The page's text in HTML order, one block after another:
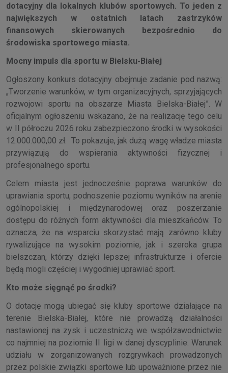
dotacyjny dla lokalnych klubów sportowych. To jeden z
największych w ostatnich latach zastrzyków
finansowych skierowanych bezpośrednio do
środowiska sportowego miasta.
Mocny impuls dla sportu w Bielsku-Białej
Ogłoszony konkurs dotacyjny obejmuje zadanie pod nazwą:
„Tworzenie warunków, w tym organizacyjnych, sprzyjających
rozwojowi sportu na obszarze Miasta Bielska-Białej”. W
oficjalnym ogłoszeniu wskazano, że na realizację tego celu
w II półroczu 2026 roku zabezpieczono środki w wysokości
12.000.000,00 zł. To pokazuje, jak dużą wagę władze miasta
przywiązują do wspierania aktywności fizycznej i
profesjonalnego sportu.
Celem miasta jest jednocześnie poprawa warunków do
uprawiania sportu, podnoszenie poziomu wyników na arenie
ogólnopolskiej i międzynarodowej oraz poszerzanie
dostępu do różnych form aktywności dla mieszkańców. To
oznacza, że na wsparciu skorzystać mają zarówno kluby
rywalizujące na wysokim poziomie, jak i szeroka grupa
bielszczan, którzy dzięki lepszej infrastrukturze i ofercie
będą mogli częściej i wygodniej uprawiać sport.
Kto może sięgnąć po środki?
O dotację mogą ubiegać się kluby sportowe działające na
terenie Bielska-Białej, które nie prowadzą działalności
nastawionej na zysk i uczestniczą we współzawodnictwie
co najmniej na poziomie II ligi w danej dyscyplinie. Warunek
udziału w zorganizowanych rozgrywkach prowadzonych
przez polskie związki sportowe lub upoważnione przez nie